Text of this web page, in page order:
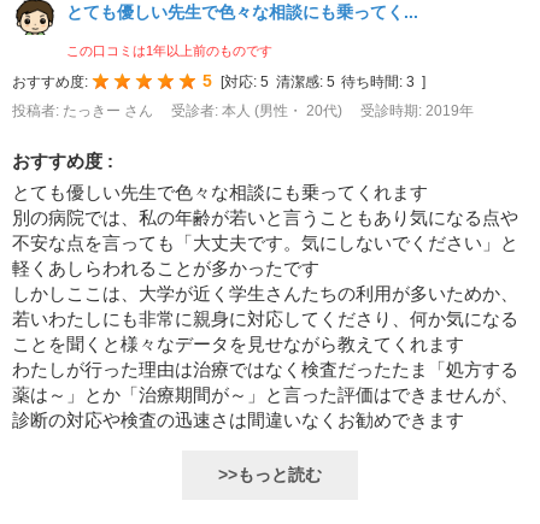
とても優しい先生で色々な相談にも乗ってく...
この口コミは1年以上前のものです
おすすめ度: 5 対応: 5 清潔感: 5 待ち時間: 3
投稿者: たっきー さん
受診者: 本人 (男性・ 20代) 受診時期: 2019年
おすすめ度 :
とても優しい先生で色々な相談にも乗ってくれます
別の病院では、私の年齢が若いと言うこともあり気になる点や
不安な点を言っても「大丈夫です。気にしないでください」と
軽くあしらわれることが多かったです
しかしここは、大学が近く学生さんたちの利用が多いためか、
若いわたしにも非常に親身に対応してくださり、何か気になる
ことを聞くと様々なデータを見せながら教えてくれます
わたしが行った理由は治療ではなく検査だったたま「処方する
薬は～」とか「治療期間が～」と言った評価はできませんが、
診断の対応や検査の迅速さは間違いなくお勧めできます
>>もっと読む